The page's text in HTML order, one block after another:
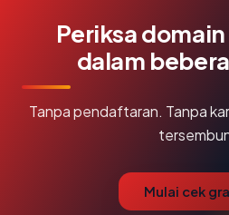
Periksa
dalam
Tanpa pendaftaran. Tanpa
Mulai cek